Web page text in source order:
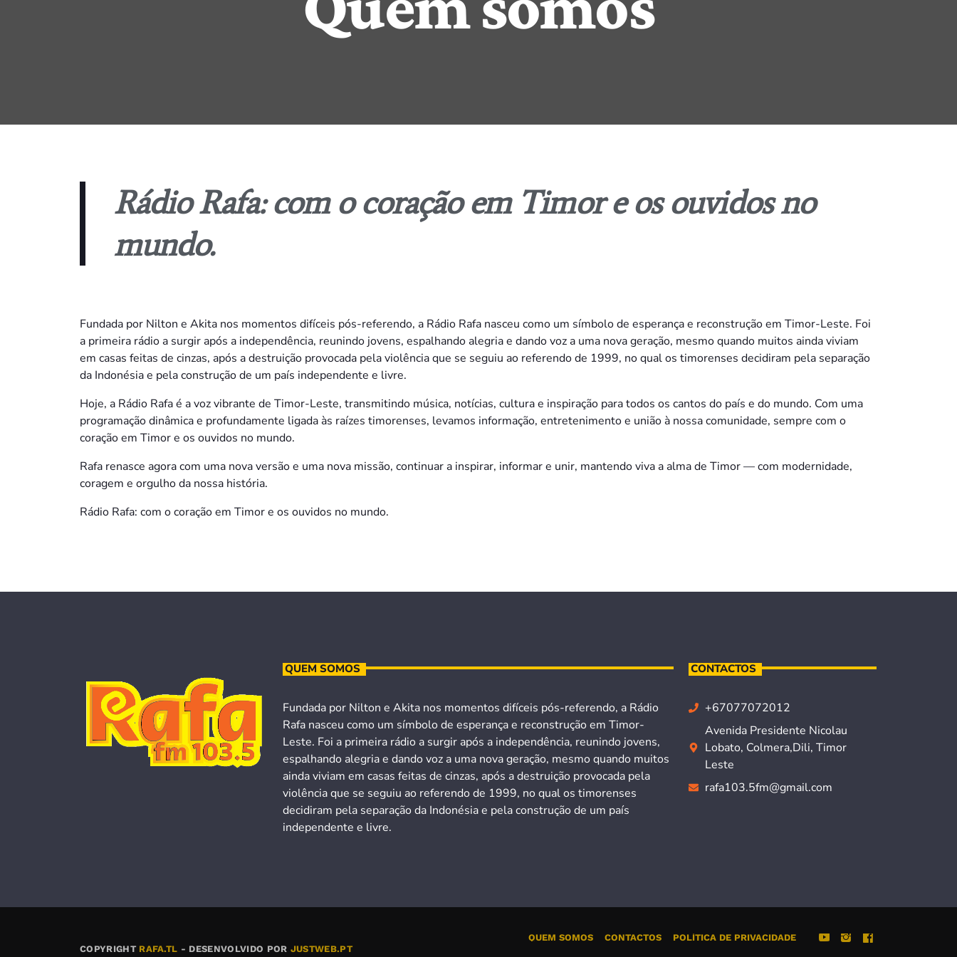
Rádio Rafa: com o coração em Timor e os ouvidos no
mundo.
Fundada por Nilton e Akita nos momentos difíceis pós-referendo, a Rádio Rafa nasceu como um símbolo de esperança e reconstrução em Timor-Leste. Foi
a primeira rádio a surgir após a independência, reunindo jovens, espalhando alegria e dando voz a uma nova geração, mesmo quando muitos ainda viviam
em casas feitas de cinzas, após a destruição provocada pela violência que se seguiu ao referendo de 1999, no qual os timorenses decidiram pela separação
da Indonésia e pela construção de um país independente e livre.
Hoje, a Rádio Rafa é a voz vibrante de Timor-Leste, transmitindo música, notícias, cultura e inspiração para todos os cantos do país e do mundo. Com uma
programação dinâmica e profundamente ligada às raízes timorenses, levamos informação, entretenimento e união à nossa comunidade, sempre com o
coração em Timor e os ouvidos no mundo.
Rafa renasce agora com uma nova versão e uma nova missão, continuar a inspirar, informar e unir, mantendo viva a alma de Timor — com modernidade,
coragem e orgulho da nossa história.
Rádio Rafa: com o coração em Timor e os ouvidos no mundo.
QUEM SOMOS
Fundada por Nilton e Akita nos momentos difíceis pós-referendo, a Rádio
Rafa nasceu como um símbolo de esperança e reconstrução em Timor-
Leste. Foi a primeira rádio a surgir após a independência, reunindo jovens,
espalhando alegria e dando voz a uma nova geração, mesmo quando muitos
ainda viviam em casas feitas de cinzas, após a destruição provocada pela
violência que se seguiu ao referendo de 1999, no qual os timorenses
decidiram pela separação da Indonésia e pela construção de um país
independente e livre.
CONTACTOS
+67077072012
Avenida Presidente Nicolau
Lobato, Colmera,Dili, Timor
Leste
rafa103.5fm@gmail.com
COPYRIGHT RAFA.TL - DESENVOLVIDO POR JUSTWEB.PT
QUEM SOMOS CONTACTOS POLÍTICA DE PRIVACIDADE